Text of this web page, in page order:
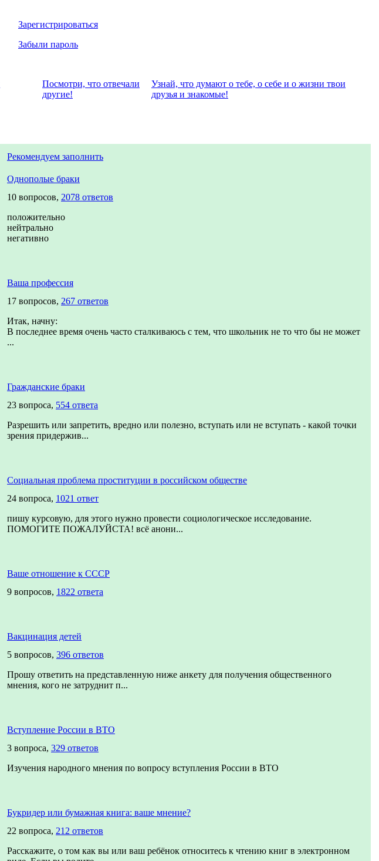
Зарегистрироваться
Забыли пароль
Посмотри, что отвeчали
другие!
Узнай, что думают о тебе, о себе и о жизни твои
друзья и знакомые!
Рекомендуем заполнить
Однополые браки
10 вопросов, 2078 ответов
положительно
нейтрально
негативно
Ваша профессия
17 вопросов, 267 ответов
Итак, начну:
В последнее время очень часто сталкиваюсь с тем, что школьник не то что бы не может
...
Гражданские браки
23 вопроса, 554 ответа
Разрешить или запретить, вредно или полезно, вступать или не вступать - какой точки
зрения придержив...
Социальная проблема проституции в российском обществе
24 вопроса, 1021 ответ
пишу курсовую, для этого нужно провести социологическое исследование.
ПОМОГИТЕ ПОЖАЛУЙСТА! всё анони...
Ваше отношение к СССР
9 вопросов, 1822 ответа
Вакцинация детей
5 вопросов, 396 ответов
Прошу ответить на представленную ниже анкету для получения общественного
мнения, кого не затруднит п...
Вступление России в ВТО
3 вопроса, 329 ответов
Изучения народного мнения по вопросу вступления России в ВТО
Букридер или бумажная книга: ваше мнение?
22 вопроса, 212 ответов
Расскажите, о том как вы или ваш ребёнок относитесь к чтению книг в электронном